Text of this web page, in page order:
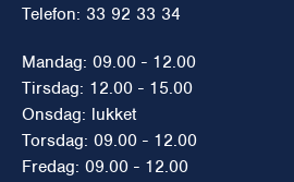
Telefon: 33 92 33 34
Mandag: 09.00 - 12.00
Tirsdag: 12.00 - 15.00
Onsdag: lukket
Torsdag: 09.00 - 12.00
Fredag: 09.00 - 12.00